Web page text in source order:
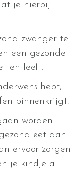
je hierbij
zwanger te
een gezonde
en leeft.
hebt,
binnenkrijgt.
worden
eet dan
ervoor zorgen
je kindje al